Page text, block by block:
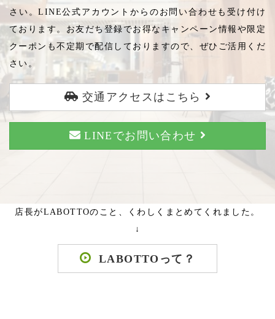
さい。LINE公式アカウントからのお問い合わせも受け付け
ております。お友だち登録でお得なキャンペーン情報や限定
クーポンも不定期で配信しておりますので、ぜひご活用くだ
さい。
交通アクセスはこちら
LINEでお問い合わせ
店長がLABOTTOのこと、くわしくまとめてくれました。
↓
LABOTTOって？